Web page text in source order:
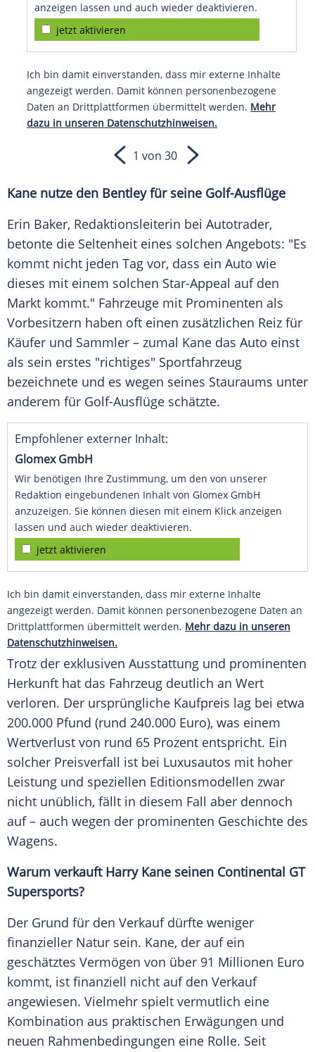
anzeigen lassen und auch wieder deaktivieren.
jetzt aktivieren
Ich bin damit einverstanden, dass mir externe Inhalte
angezeigt werden. Damit können personenbezogene
Daten an Drittplattformen übermittelt werden. Mehr
dazu in unseren Datenschutzhinweisen.
1 von 30
Kane nutze den Bentleyfür seine Golf-Ausflüge
Erin Baker, Redaktionsleiterin bei Autotrader,
betonte die Seltenheit eines solchen Angebots: "Es
kommt nicht jeden Tag vor, dass ein Auto wie
dieses mit einem solchen Star-Appeal auf den
Markt kommt." Fahrzeuge mit Prominenten als
Vorbesitzern haben oft einen zusätzlichen Reiz für
Käufer und Sammler – zumal Kane das Auto einst
als sein erstes "richtiges" Sportfahrzeug
bezeichnete und es wegen seines Stauraums unter
anderem für Golf-Ausflüge schätzte.
Empfohlener externer Inhalt:
Glomex GmbH
Wir benötigen Ihre Zustimmung, um den von unserer
Redaktion eingebundenen Inhalt von Glomex GmbH
anzuzeigen. Sie können diesen mit einem Klick anzeigen
lassen und auch wieder deaktivieren.
jetzt aktivieren
Ich bin damit einverstanden, dass mir externe Inhalte
angezeigt werden. Damit können personenbezogene Daten an
Drittplattformen übermittelt werden. Mehr dazu in unseren
Datenschutzhinweisen.
Trotz der exklusiven Ausstattung und prominenten
Herkunft hat das Fahrzeug deutlich an Wert
verloren. Der ursprüngliche Kaufpreis lag bei etwa
200.000 Pfund (rund 240.000 Euro), was einem
Wertverlust von rund 65 Prozent entspricht. Ein
solcher Preisverfall ist bei Luxusautos mit hoher
Leistung und speziellen Editionsmodellen zwar
nicht unüblich, fällt in diesem Fall aber dennoch
auf – auch wegen der prominenten Geschichte des
Wagens.
Warum verkauft Harry Kane seinen Continental GT
Supersports?
Der Grund für den Verkauf dürfte weniger
finanzieller Natur sein. Kane, der auf ein
geschätztes Vermögen von über 91 Millionen Euro
kommt, ist finanziell nicht auf den Verkauf
angewiesen. Vielmehr spielt vermutlich eine
Kombination aus praktischen Erwägungen und
neuen Rahmenbedingungen eine Rolle. Seit